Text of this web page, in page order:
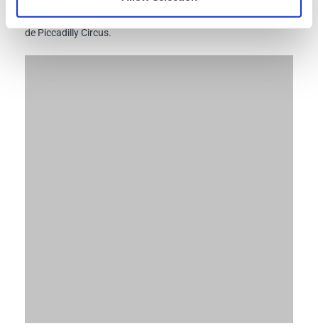
también pasa por Gloucester Road y está a solo 5 paradas
de Piccadilly Circus.